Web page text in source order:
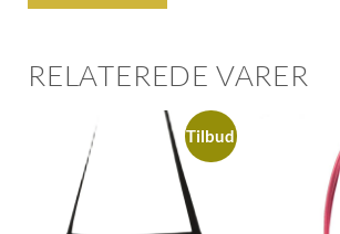
RELATEREDE VARER
Tilbud